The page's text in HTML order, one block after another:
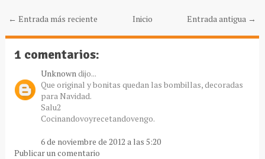
← Entrada más reciente Entrada antigua →
Inicio
1 comentarios:
Unknown dijo...
Que original y bonitas quedan las bombillas, decoradas
para Navidad.
Salu2
Cocinandovoyrecetandovengo.
6 de noviembre de 2012 a las 5:20
Publicar un comentario